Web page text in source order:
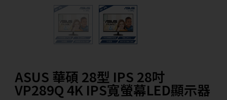
ASUS 華碩 28型 IPS 28吋
VP289Q 4K IPS寬螢幕LED顯示器